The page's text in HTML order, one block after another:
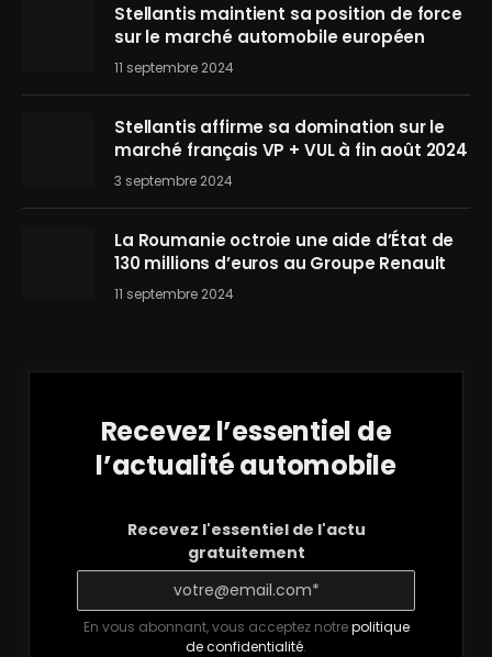
Stellantis maintient sa position de force
sur le marché automobile européen
11 septembre 2024
Stellantis affirme sa domination sur le
marché français VP + VUL à fin août 2024
3 septembre 2024
La Roumanie octroie une aide d’État de
130 millions d’euros au Groupe Renault
11 septembre 2024
Recevez l’essentiel de
l’actualité automobile
Recevez l'essentiel de l'actu
gratuitement
En vous abonnant, vous acceptez notrepolitique
de confidentialité.